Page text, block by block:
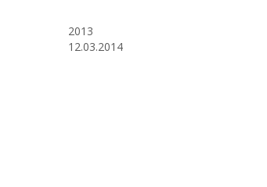
2013
12.03.2014